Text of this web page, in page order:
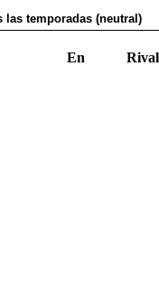
las temporadas (neutral)
En Rival